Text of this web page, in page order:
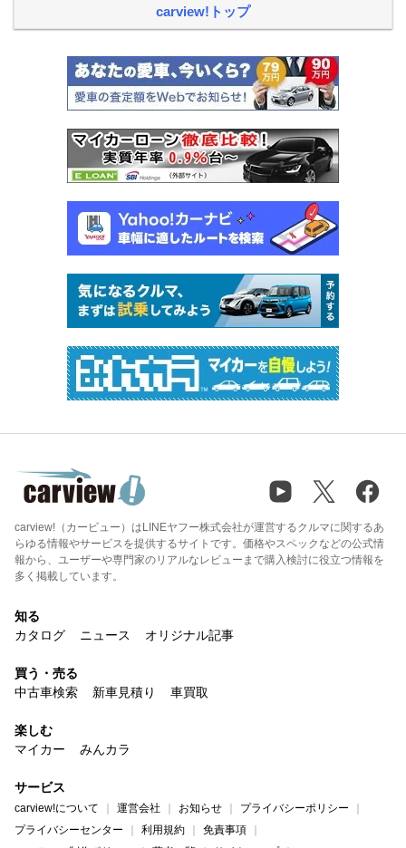
carview!トップ
carview!（カービュー）はLINEヤフー株式会社が運営するクルマに関するあ
らゆる情報やサービスを提供するサイトです。価格やスペックなどの公式情
報から、ユーザーや専門家のリアルなレビューまで購入検討に役立つ情報を
多く掲載しています。
知る
カタログ
ニュース オリジナル記事
買う・売る
中古車検索
新車見積り 車買取
楽しむ
マイカー
みんカラ
サービス
carview!について 運営会社 お知らせ
プライバシーポリシー
プライバシーセンター
利用規約
免責事項